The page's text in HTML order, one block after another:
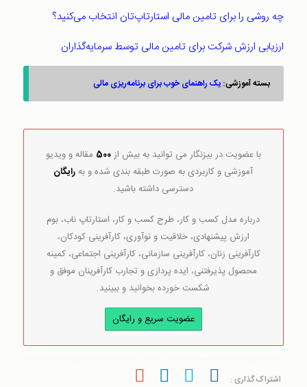
چه روشی را برای تامین مالی استارتاپ‌تان انتخاب می‌کنید؟
ارزیابی ارزش شرکت برای تامین مالی توسط سرمایه‌گذاران
بسته آموزشی: یک راهنمای خوب برای برنامه‌ریزی مالی
با عضویت در بیزنگار می توانید به بیش از500 مقاله و ویدیو
آموزشی و کاربردی به صورت طبقه بندی شده و بهرایگان
دسترسی داشته باشید.
درباره مدل کسب و کار، طرح کسب و کار، استارتاپ ناب، بوم
ارزش پیشنهادی، خلاقیت و نوآوری، کارآفرینی کودکان،
کارآفرینی زنان، کارآفرینی سازمانی، کارآفرینی اجتماعی، کمینه
محصول پذیرفتنی، ایده پردازی و تجارب کارآفرینان موفق و
شکست خورده بخوانید و ببینید.
عضویت سریع و رایگان
اشتراک گذاری :